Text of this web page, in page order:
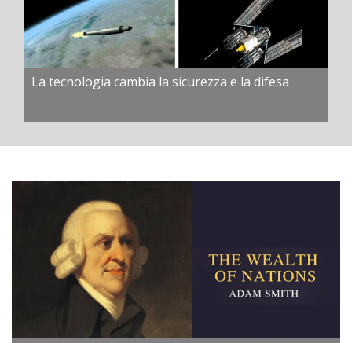
La tecnologia cambia la sicurezza e la difesa